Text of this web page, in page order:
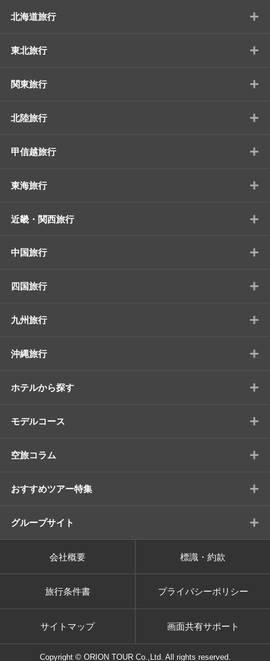
北海道旅行 +
東北旅行 +
関東旅行 +
北陸旅行 +
甲信越旅行 +
東海旅行 +
近畿・関西旅行 +
中国旅行 +
四国旅行 +
九州旅行 +
沖縄旅行 +
ホテルから探す +
モデルコース +
空旅コラム +
おすすめツアー特集 +
グループサイト +
会社概要 標識・約款
旅行条件書 プライバシーポリシー
サイトマップ 画面共有サポート
Copyright © ORION TOUR Co.,Ltd. All rights reserved.